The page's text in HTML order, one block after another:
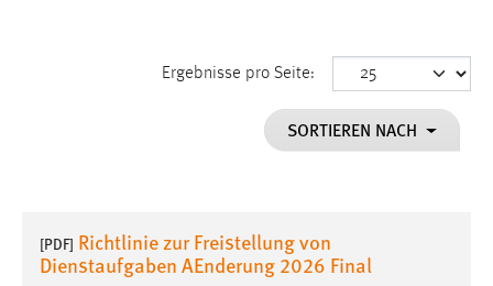
Ergebnisse pro Seite:
SORTIEREN NACH
[PDF] Richtlinie zur Freistellung von
Dienstaufgaben AEnderung 2026 Final
cookie_consent
Dieser Cookie speichert die ausgewählten Einverständnis-